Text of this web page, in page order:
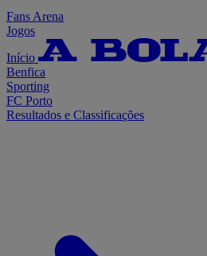
Fans Arena
Jogos
Início
Benfica
Sporting
FC Porto
Resultados e Classificações